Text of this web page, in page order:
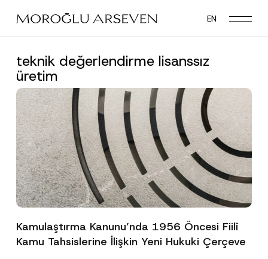
main
EN
teknik değerlendirme lisanssız
üretim
Kamulaştırma Kanunu’nda 1956 Öncesi Fiilî
Kamu Tahsislerine İlişkin Yeni Hukuki Çerçeve